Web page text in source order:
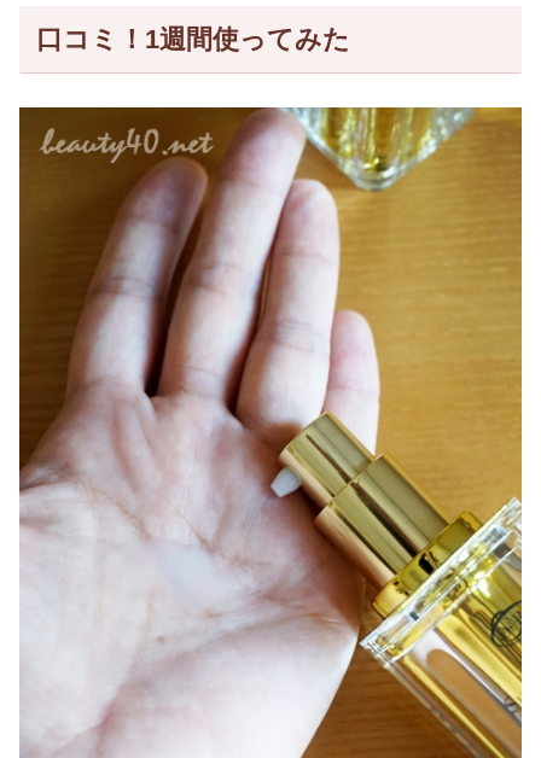
口コミ！1週間使ってみた